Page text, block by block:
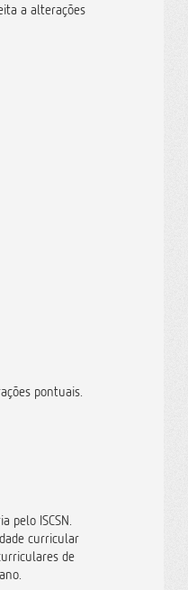
a alterações
pontuais.
pelo ISCSN.
curricular
de